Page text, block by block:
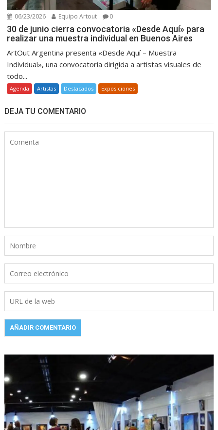
06/23/2026 Equipo Artout 0
30 de junio cierra convocatoria «Desde Aquí» para
realizar una muestra individual en Buenos Aires
ArtOut Argentina presenta «Desde Aquí – Muestra
Individual», una convocatoria dirigida a artistas visuales de
todo...
Agenda Artistas Destacados Exposiciones
DEJA TU COMENTARIO